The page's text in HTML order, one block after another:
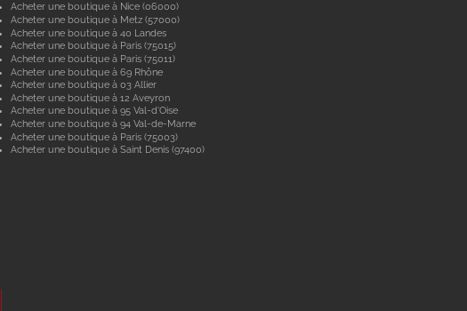
Acheter une boutique à Nice (06000)
Acheter une boutique à Metz (57000)
Acheter une boutique à 40 Landes
Acheter une boutique à Paris (75015)
Acheter une boutique à Paris (75011)
Acheter une boutique à 69 Rhône
Acheter une boutique à 03 Allier
Acheter une boutique à 12 Aveyron
Acheter une boutique à 95 Val-d'Oise
Acheter une boutique à 94 Val-de-Marne
Acheter une boutique à Paris (75003)
Acheter une boutique à Saint Denis (97400)